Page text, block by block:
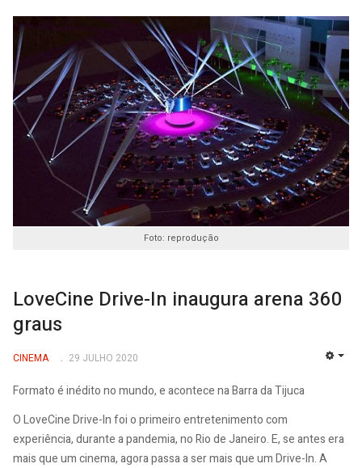
Foto: reprodução
LoveCine Drive-In inaugura arena 360
graus
CINEMA 29 JULHO 2020
Formato é inédito no mundo, e acontece na Barra da Tijuca
O LoveCine Drive-In foi o primeiro entretenimento com
experiência, durante a pandemia, no Rio de Janeiro. E, se antes era
mais que um cinema, agora passa a ser mais que um Drive-In. A